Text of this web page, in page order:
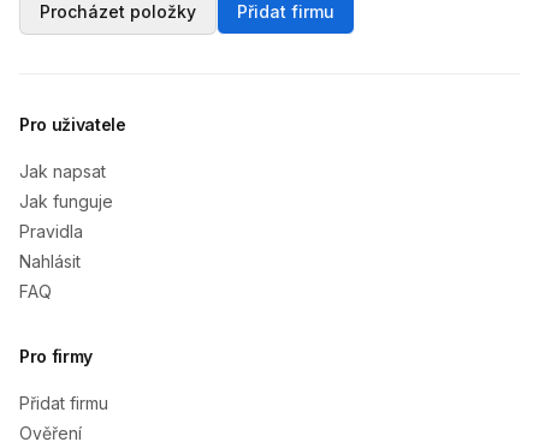
Procházet položky
Přidat firmu
Pro uživatele
Jak napsat
Jak funguje
Pravidla
Nahlásit
FAQ
Pro firmy
Přidat firmu
Ověření